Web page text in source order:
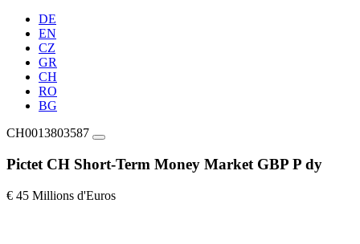
DE
EN
CZ
GR
CH
RO
BG
CH0013803587
Pictet CH Short-Term Money Market GBP P dy
€ 45 Millions d'Euros